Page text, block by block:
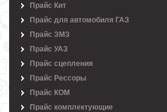
Прайс Кит
Прайс для автомобиля ГАЗ
Прайс ЗМЗ
Прайс УАЗ
Прайс сцепления
Прайс Рессоры
Прайс КОМ
Прайс комплектующие